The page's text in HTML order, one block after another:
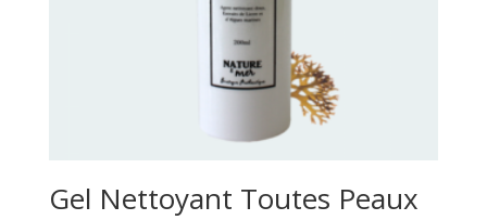
Gel Nettoyant Toutes Peaux